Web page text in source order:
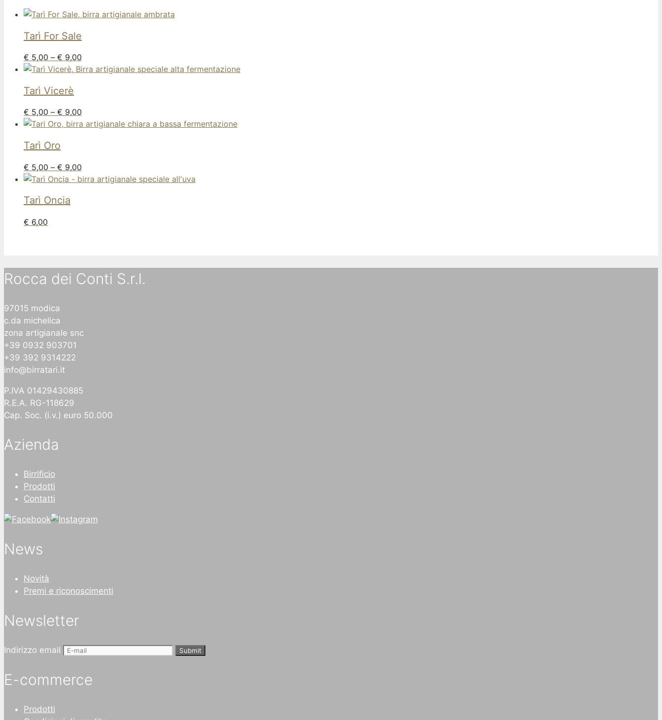
Tarì For Sale
€ 5,00 – € 9,00
Tarì Vicerè
€ 5,00 – € 9,00
Tarì Oro
€ 5,00 – € 9,00
Tarì Oncia
€ 6,00
Rocca dei Conti S.r.l.
97015 modica
c.da michelica
zona artigianale snc
+39 0932 903701
+39 392 9314222
info@birratari.it
P.IVA 01429430885
R.E.A. RG-118629
Cap. Soc. (i.v.) euro 50.000
Azienda
Birrificio
Prodotti
Contatti
News
Novità
Premi e riconoscimenti
Newsletter
Indirizzo email Submit
E-commerce
Prodotti